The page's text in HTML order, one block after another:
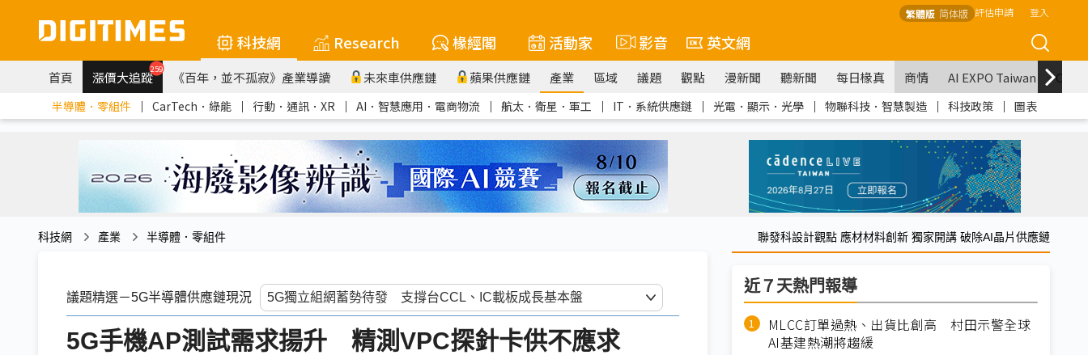
繁體版 简体版 評估申請 登入
科技網 Research 椽經閣 活動家 影音 英文網
首頁 漲價大追蹤259 《百年，並不孤寂》產業導讀 未來車供應鏈 蘋果供應鏈 產業 區域 議題 觀點 漫新聞 聽新聞 每日椽真 商情 AI EXPO Taiwan
半導體．零組件 ｜ CarTech．綠能 ｜ 行動．通訊．XR ｜ AI．智慧應用．電商物流 ｜ 航太．衛星．軍工 ｜ IT．系統供應鏈 ｜ 光電．顯示．光學 ｜ 物聯科技．智慧製造 ｜ 科技政策 ｜ 圖表
科技網 產業 半導體．零組件 聯發科設計觀點 應材材料創新 獨家開講 破除AI晶片供應鏈
議題精選－5G半導體供應鏈現況
5G手機AP測試需求揚升 精測VPC探針卡供不應求
近７天熱門報導
MLCC訂單過熱、出貨比創高 村田示警全球
AI基建熱潮將趨緩